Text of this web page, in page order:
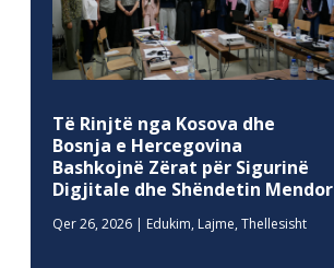
Të Rinjtë nga Kosova dhe
Bosnja e Hercegovina
Bashkojnë Zërat për Sigurinë
Digjitale dhe Shëndetin Mendor
Qer 26, 2026 | Edukim, Lajme,Thellesisht